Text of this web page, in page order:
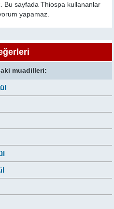
Bu sayfada Thiospa kullananlar
yapamaz.
muadilleri: